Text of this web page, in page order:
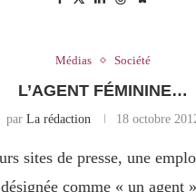
Médias Société
L’AGENT FÉMININE…
par La rédaction 18 octobre
sites de presse, une
comme « un agent